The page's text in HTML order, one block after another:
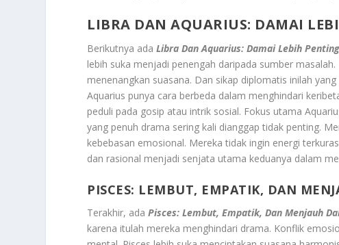
LIBRA DAN AQUARIUS: DAMAI
Berikutnya adaLibra Dan Aquarius: Damai Lebih
lebih suka menjadi penengah daripada sumber
menenangkan suasana. Dan sikap diplomatis inilah
Aquarius punya cara berbeda dalam menghindari
peduli pada gosip atau intrik sosial. Fokus utama
yang penuh drama sering kali dianggap tidak penting.
kebebasan emosional. Mereka tidak ingin energi
dan rasional menjadi senjata utama keduanya dalam
PISCES: LEMBUT, EMPATIK, DAN
Terakhir, adaPisces: Lembut, Empatik, Dan Menjauh
karena itulah mereka menghindari drama. Konflik